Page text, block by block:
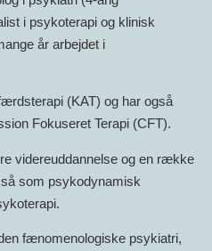
i psykoterapi og klinisk
år arbejdet i
(KAT) og har også
Fokuseret Terapi (CFT).
videreuddannelse og en række
som psykodynamisk
fænomenologiske psykiatri,